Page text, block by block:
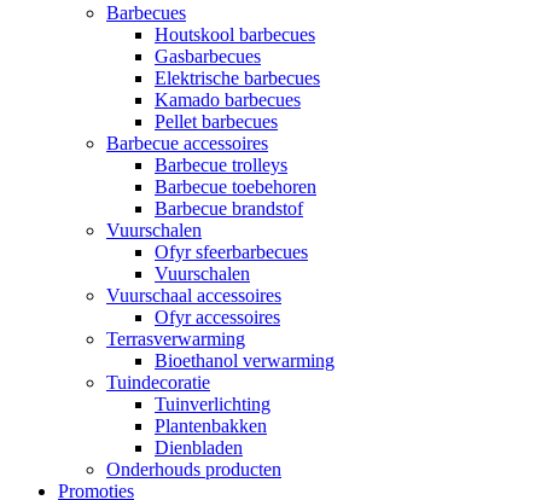
Barbecues
Houtskool barbecues
Gasbarbecues
Elektrische barbecues
Kamado barbecues
Pellet barbecues
Barbecue accessoires
Barbecue trolleys
Barbecue toebehoren
Barbecue brandstof
Vuurschalen
Ofyr sfeerbarbecues
Vuurschalen
Vuurschaal accessoires
Ofyr accessoires
Terrasverwarming
Bioethanol verwarming
Tuindecoratie
Tuinverlichting
Plantenbakken
Dienbladen
Onderhouds producten
Promoties